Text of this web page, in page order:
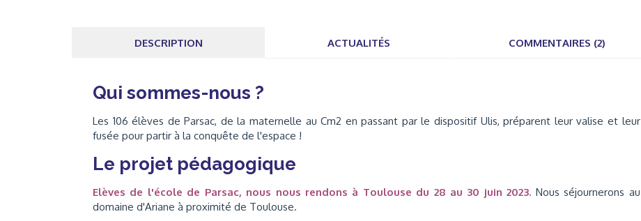
DESCRIPTION ACTUALITÉS COMMENTAIRES (2)
Qui sommes-nous ?
Les 106 élèves de Parsac, de la maternelle au Cm2 en passant par le dispositif Ulis, préparent leur valise et leur
fusée pour partir à la conquête de l'espace !
Le projet pédagogique
Elèves de l'école de Parsac, nous nous rendons à Toulouse du 28 au 30 juin 2023. Nous séjournerons au
domaine d'Ariane à proximité de Toulouse.